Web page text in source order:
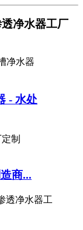
净水器工厂
- 水处
商...